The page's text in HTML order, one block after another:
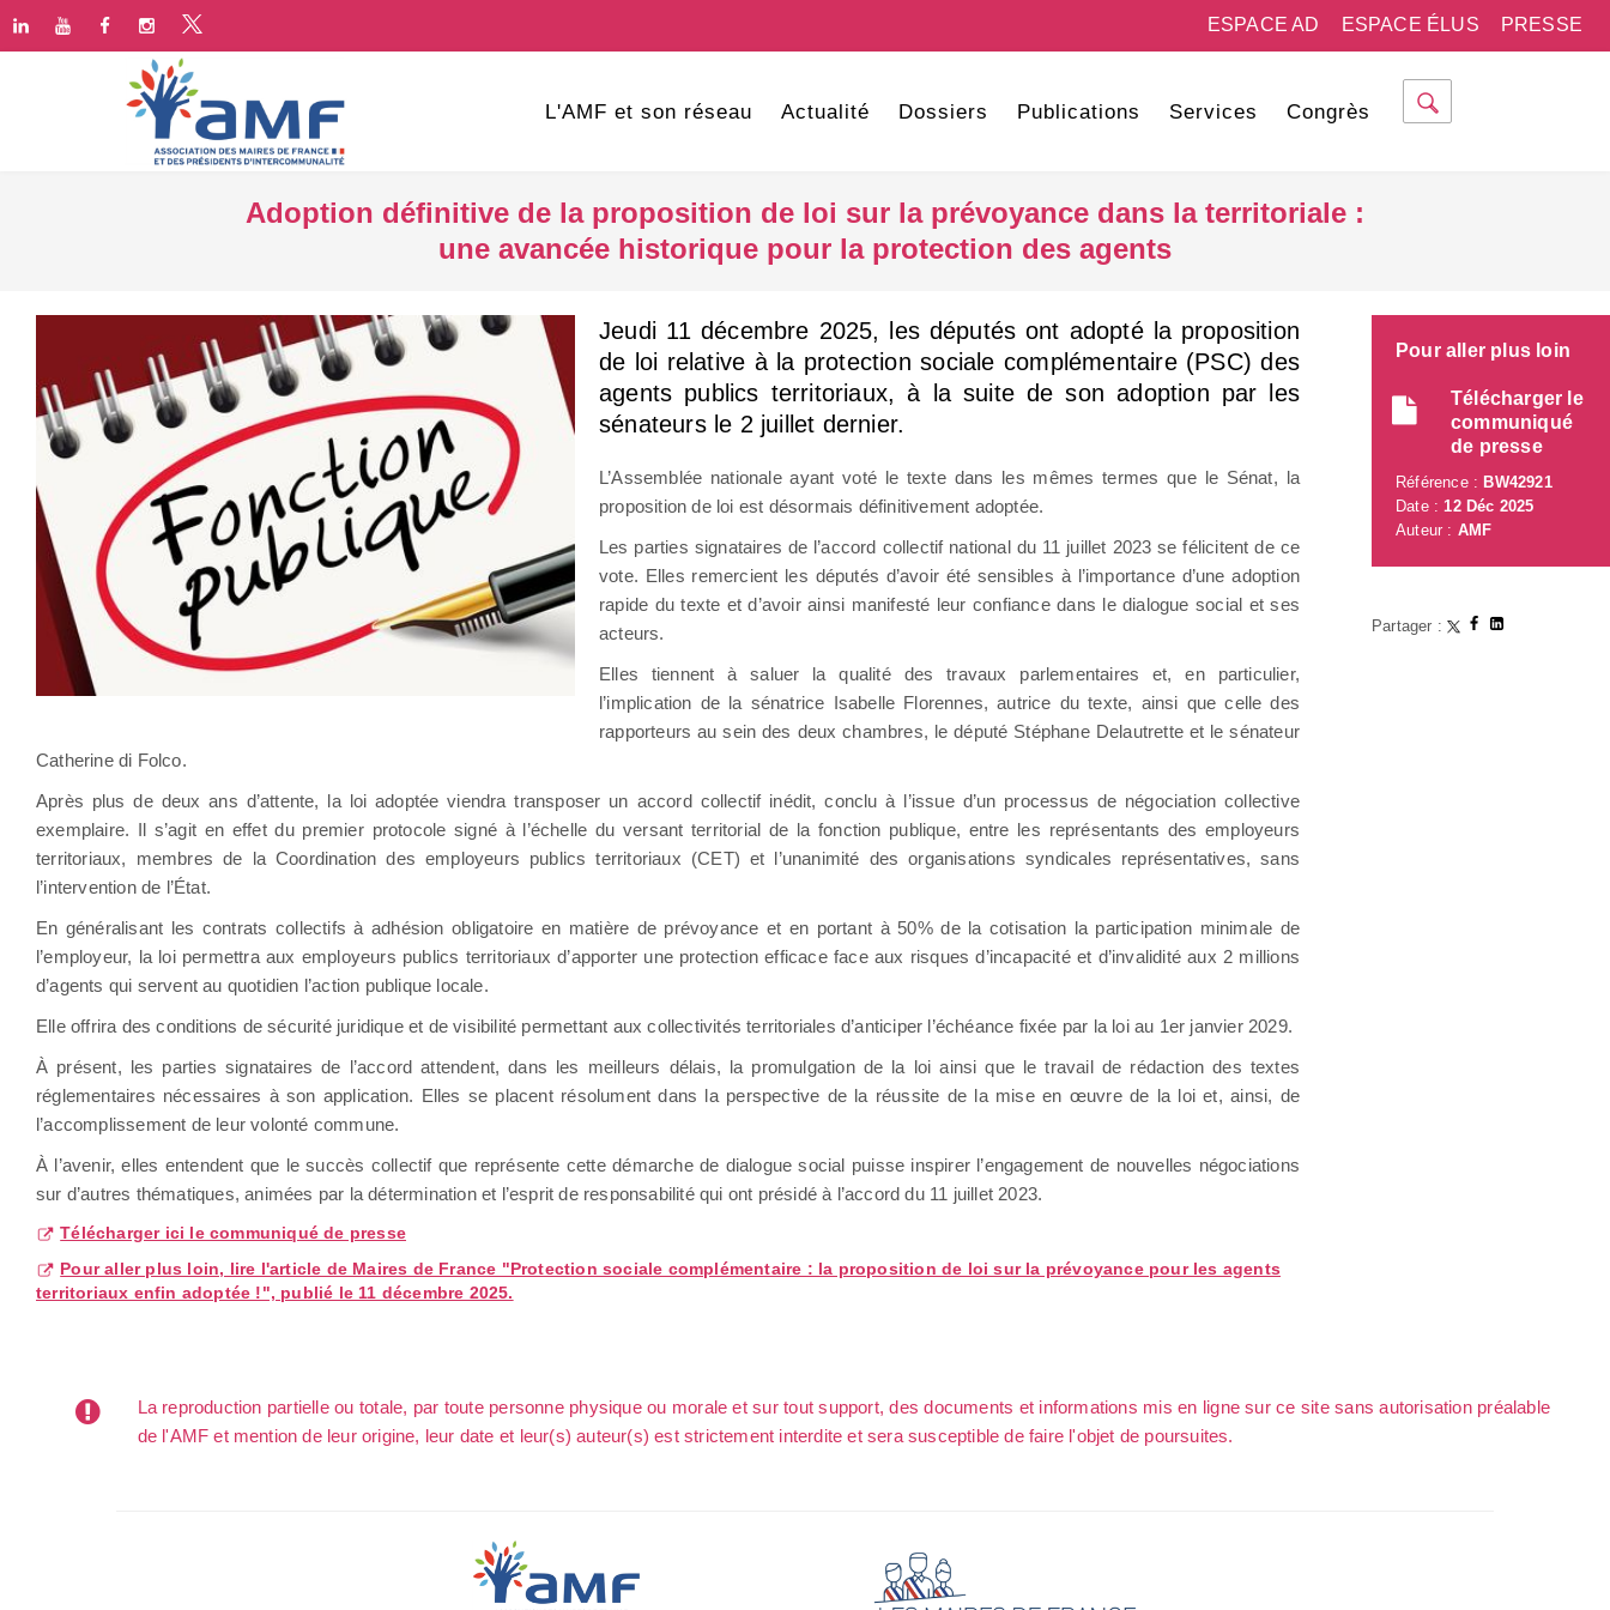
PRESSE
ESPACE ÉLUS
ESPACE AD
L'AMF et son réseau Actualité Dossiers Publications Services Congrès
Adoption définitive de la proposition de loi sur la prévoyance dans la territoriale :
une avancée historique pour la protection des agents
Jeudi 11 décembre 2025, les députés ont adopté la proposition
de loi relative à la protection sociale complémentaire (PSC) des
agents publics territoriaux, à la suite de son adoption par les
sénateurs le 2 juillet dernier.
L’Assemblée nationale ayant voté le texte dans les mêmes termes que le Sénat, la
proposition de loi est désormais définitivement adoptée.
Les parties signataires de l’accord collectif national du 11 juillet 2023 se félicitent de ce
vote. Elles remercient les députés d’avoir été sensibles à l’importance d’une adoption
rapide du texte et d’avoir ainsi manifesté leur confiance dans le dialogue social et ses
acteurs.
Elles tiennent à saluer la qualité des travaux parlementaires et, en particulier,
l’implication de la sénatrice Isabelle Florennes, autrice du texte, ainsi que celle des
rapporteurs au sein des deux chambres, le député Stéphane Delautrette et le sénateur
Catherine di Folco.
Après plus de deux ans d’attente, la loi adoptée viendra transposer un accord collectif inédit, conclu à l’issue d’un processus de négociation collective
exemplaire. Il s’agit en effet du premier protocole signé à l’échelle du versant territorial de la fonction publique, entre les représentants des employeurs
territoriaux, membres de la Coordination des employeurs publics territoriaux (CET) et l’unanimité des organisations syndicales représentatives, sans
l’intervention de l’État.
En généralisant les contrats collectifs à adhésion obligatoire en matière de prévoyance et en portant à 50% de la cotisation la participation minimale de
l’employeur, la loi permettra aux employeurs publics territoriaux d’apporter une protection efficace face aux risques d’incapacité et d’invalidité aux 2 millions
d’agents qui servent au quotidien l’action publique locale.
Elle offrira des conditions de sécurité juridique et de visibilité permettant aux collectivités territoriales d’anticiper l’échéance fixée par la loi au 1er janvier 2029.
À présent, les parties signataires de l’accord attendent, dans les meilleurs délais, la promulgation de la loi ainsi que le travail de rédaction des textes
réglementaires nécessaires à son application. Elles se placent résolument dans la perspective de la réussite de la mise en œuvre de la loi et, ainsi, de
l’accomplissement de leur volonté commune.
À l’avenir, elles entendent que le succès collectif que représente cette démarche de dialogue social puisse inspirer l’engagement de nouvelles négociations
sur d’autres thématiques, animées par la détermination et l’esprit de responsabilité qui ont présidé à l’accord du 11 juillet 2023.
Télécharger ici le communiqué de presse
Pour aller plus loin, lire l'article de Maires de France "Protection sociale complémentaire : la proposition de loi sur la prévoyance pour les agents
territoriaux enfin adoptée !", publié le 11 décembre 2025.
Pour aller plus loin
Télécharger le
communiqué
de presse
Référence : BW42921
Date :12 Déc 2025
Auteur : AMF
Partager :
La reproduction partielle ou totale, par toute personne physique ou morale et sur tout support, des documents et informations mis en ligne sur ce site sans autorisation préalable
de l'AMF et mention de leur origine, leur date et leur(s) auteur(s) est strictement interdite et sera susceptible de faire l'objet de poursuites.